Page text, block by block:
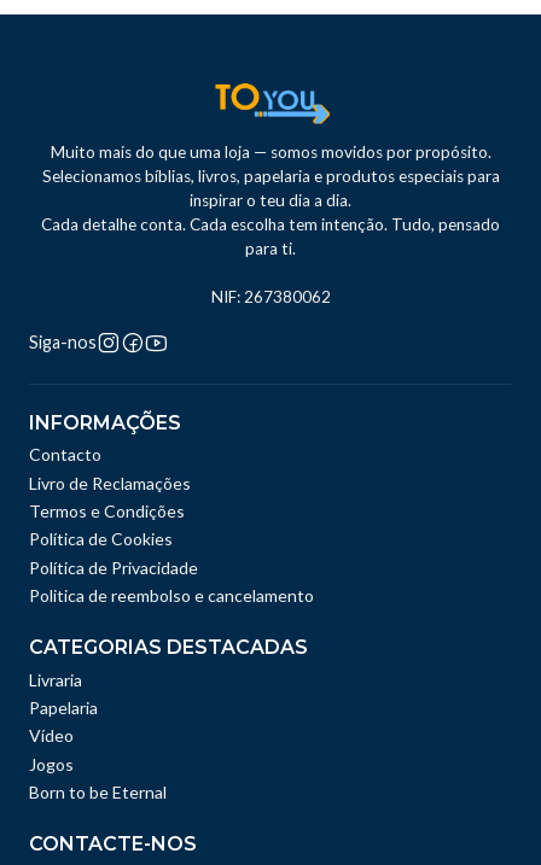
Muito mais do que uma loja — somos movidos por propósito.
Selecionamos bíblias, livros, papelaria e produtos especiais para
inspirar o teu dia a dia.
Cada detalhe conta. Cada escolha tem intenção. Tudo, pensado
para ti.
NIF: 267380062
Siga-nos
INFORMAÇÕES
Contacto
Livro de Reclamações
Termos e Condições
Política de Cookies
Política de Privacidade
Politica de reembolso e cancelamento
CATEGORIAS DESTACADAS
Livraria
Papelaria
Vídeo
Jogos
Born to be Eternal
CONTACTE-NOS